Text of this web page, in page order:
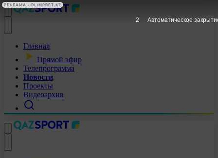
Главная
Прямой эфир
Телепрограмма
Новости
Проекты
Видеоархив
1 Автоматическое
РЕКЛАМА • OLIMPBET.KZ